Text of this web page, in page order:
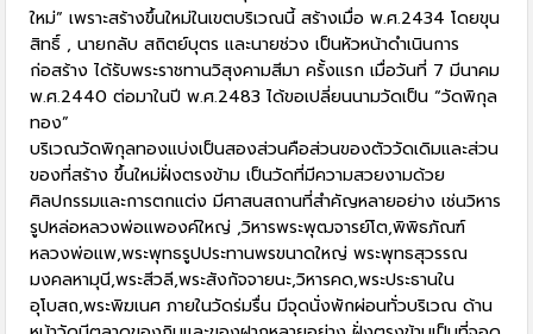
ใหม่” เพราะสร้างขึ้นใหม่ในเขตบริเวณนี้ สร้างเมื่อ พ.ศ.2434 โดยขุน
สิทธิ์ , นายกลับ สถิตย์บุตร และนายช่วง เป็นหัวหน้าดำเนินการ
ก่อสร้าง ได้รับพระราชทานวิสุงคามสีมา ครั้งแรก เมื่อวันที่ 7 มีนาคม
พ.ศ.2440 ต่อมาในปี พ.ศ.2483 ได้ขอเปลี่ยนนามวัดเป็น “วัดพิกุล
ทอง”
บริเวณวัดพิกุลทองแบ่งเป็นสองส่วนคือส่วนของตัววัดเดิมและส่วน
ของที่สร้าง ขึ้นใหม่ฝั่งตรงข้าม เป็นวัดที่มีความสวยงามด้วย
ศิลปกรรมและการตกแต่ง มีศาสนสถานที่สำคัญหลายอย่าง เช่นวิหาร
รูปหล่อหลวงพ่อแพองค์ใหญ่ ,วิหารพระพุฒจารย์โต,พิพิธภัณฑ์
หลวงพ่อแพ,พระพุทธรูปประทานพรขนาดใหญ่ พระพุทธสุวรรณ
มงคลหามุนี,พระสีวลี,พระสังกัจจายนะ,วิหารคด,พระประธานใน
อุโบสถ,พระพิฆเนศ ภายในวัดร่มรื่น มีจุดนั่งพักผ่อนทั่วบริเวณ ด้าน